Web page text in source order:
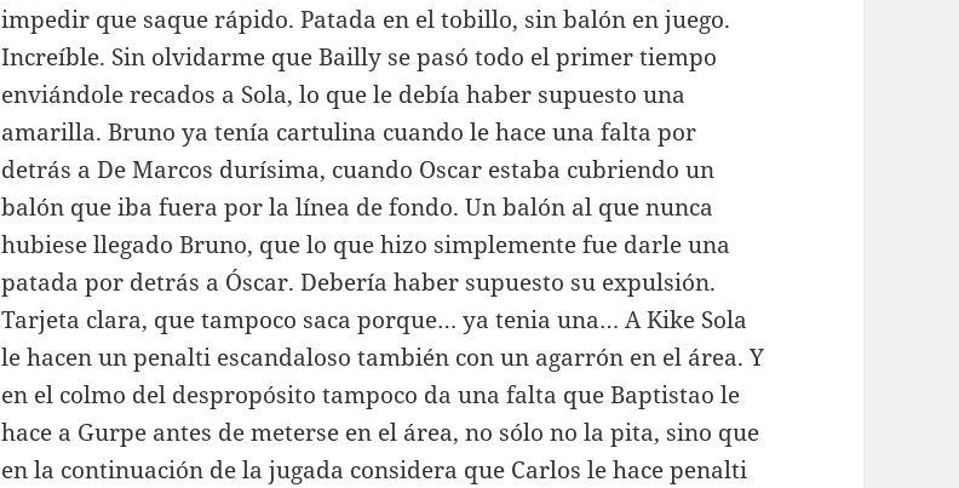
impedir que saque rápido. Patada en el tobillo, sin balón en juego.
Increíble. Sin olvidarme que Bailly se pasó todo el primer tiempo
enviándole recados a Sola, lo que le debía haber supuesto una
amarilla. Bruno ya tenía cartulina cuando le hace una falta por
detrás a De Marcos durísima, cuando Oscar estaba cubriendo un
balón que iba fuera por la línea de fondo. Un balón al que nunca
hubiese llegado Bruno, que lo que hizo simplemente fue darle una
patada por detrás a Óscar. Debería haber supuesto su expulsión.
Tarjeta clara, que tampoco saca porque… ya tenia una… A Kike Sola
le hacen un penalti escandaloso también con un agarrón en el área. Y
en el colmo del despropósito tampoco da una falta que Baptistao le
hace a Gurpe antes de meterse en el área, no sólo no la pita, sino que
en la continuación de la jugada considera que Carlos le hace penalti